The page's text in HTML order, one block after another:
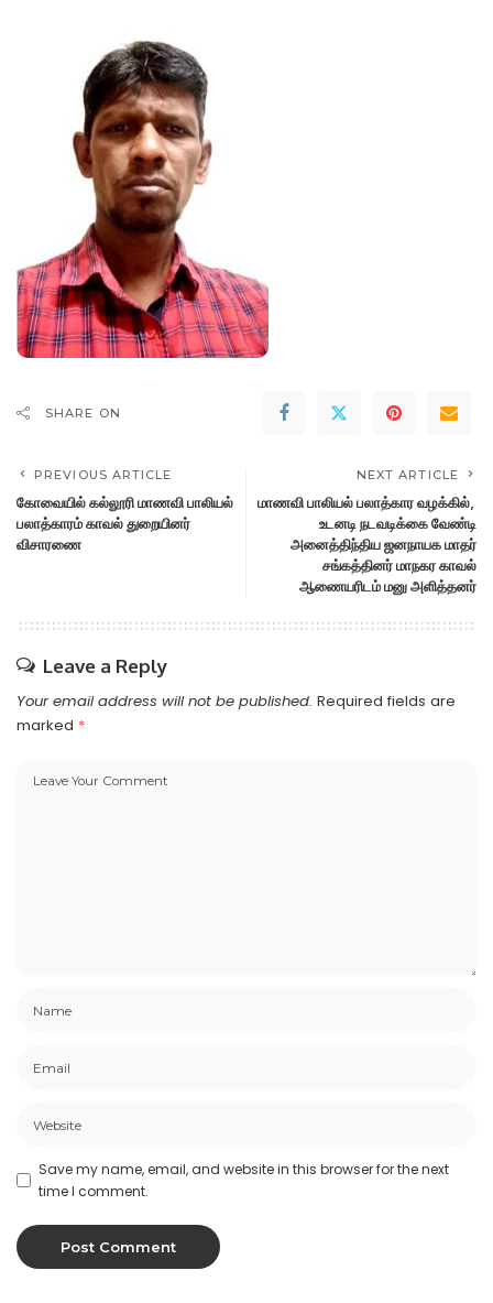
SHARE ON
PREVIOUS ARTICLE
கோவையில் கல்லூரி மாணவி பாலியல்
பலாத்காரம் காவல் துறையினர்
விசாரணை
NEXT ARTICLE
மாணவி பாலியல் பலாத்கார வழக்கில்,
உடனடி நடவடிக்கை வேண்டி
அனைத்திந்திய ஜனநாயக மாதர்
சங்கத்தினர் மாநகர காவல்
ஆணையரிடம் மனு அளித்தனர்
Leave a Reply
Your email address will not be published. Required fields are
marked *
Save my name, email, and website in this browser for the next
time I comment.